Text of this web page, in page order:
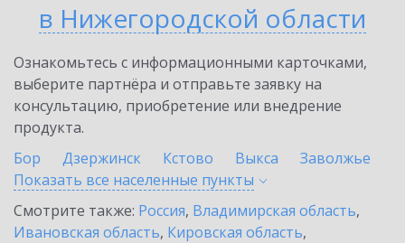
в Нижегородской области
Ознакомьтесь с информационными карточками,
выберите партнёра и отправьте заявку на
консультацию, приобретение или внедрение
продукта.
Бор
Дзержинск Кстово Выкса
Заволжье
Показать все населенные пункты
Смотрите также: Россия, Владимирская область,
Ивановская область, Кировская область,